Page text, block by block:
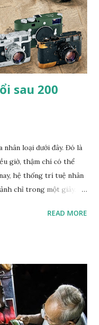
mẹ. Đây là tác phẩm của
Eugene Delacroix,
nhốt tại sở thú và chú
phái lãng mạn trong
sau 200
nhân loại dưới đây. Đó là
giờ, thậm chí có thể
hệ thống trí tuệ nhân
chỉ trong một giây.
ngừng tìm đủ mọi cách
cuộc cách mạng đều
cách giữa thế giới
từ góc độ công nghệ,
lại dễ dàng như hôm
READ MORE